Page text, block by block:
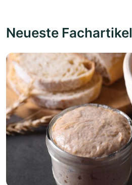
Neueste Fachartikel